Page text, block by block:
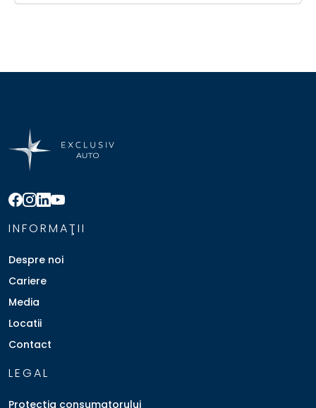
INFORMAŢII
Despre noi
Cariere
Media
Locatii
Contact
LEGAL
Protecţia consumatorului